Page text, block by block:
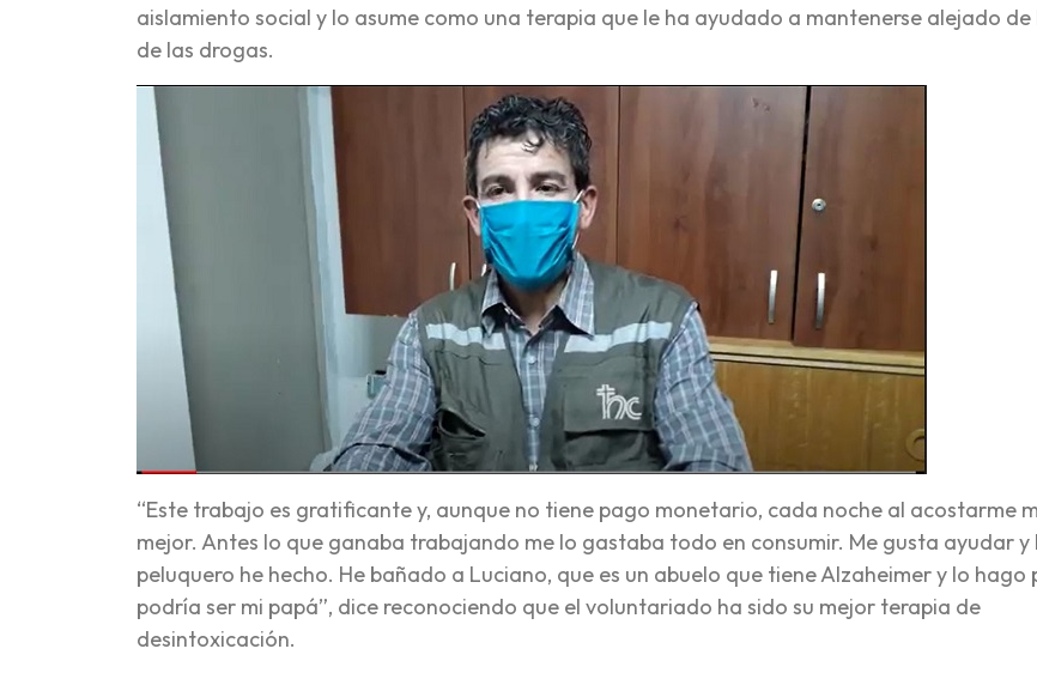
aislamiento social y lo asume como una terapia que le ha ayudado a mantenerse alejado de
de las drogas.
“Este trabajo es gratificante y, aunque no tiene pago monetario, cada noche al acostarme
mejor. Antes lo que ganaba trabajando me lo gastaba todo en consumir. Me gusta ayudar y
peluquero he hecho. He bañado a Luciano, que es un abuelo que tiene Alzaheimer y lo hago
podría ser mi papá”, dice reconociendo que el voluntariado ha sido su mejor terapia de
desintoxicación.